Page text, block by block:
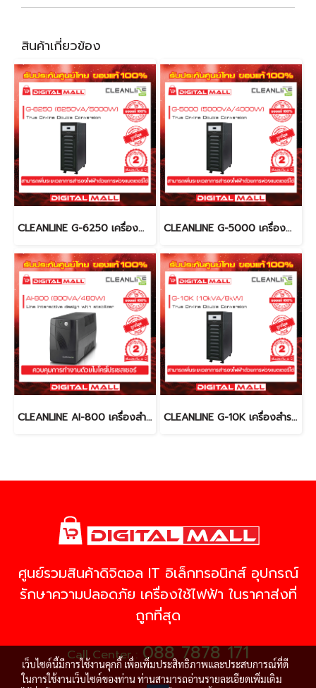
สินค้าเกี่ยวข้อง
CLEANLINE G-6250 เครื่องสำรองไฟ (UPS) CLEANLINE G-5000 เครื่องสำรองไฟ (UPS)
CLEANLINE AI-800 เครื่องสำรองไฟ (UPS) CLEANLINE G-10K เครื่องสำรองไฟ (UPS)
ศูนย์รวมสินค้าดิจิตอล IT อิเล็กทรอนิกส์ อุปกรณ์
รักษาความปลอดภัย เครื่องใช้ไฟฟ้า ในราคาส่งที่
ถูกที่สุด
Call Center : 088 7878 171
เว็บไซต์นี้มีการใช้งานคุกกี้ เพื่อเพิ่มประสิทธิภาพและประสบการณ์ที่ดี
ในการใช้งานเว็บไซต์ของท่าน ท่านสามารถอ่านรายละเอียดเพิ่มเติม